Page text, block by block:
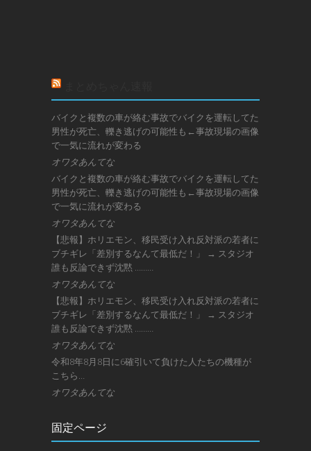
バイクと複数の車が絡む事故でバイクを運転してた
男性が死亡、轢き逃げの可能性も←事故現場の画像
で一気に流れが変わる
オワタあんてな
バイクと複数の車が絡む事故でバイクを運転してた
男性が死亡、轢き逃げの可能性も←事故現場の画像
で一気に流れが変わる
オワタあんてな
【悲報】ホリエモン、移民受け入れ反対派の若者に
ブチギレ「差別するなんて最低だ！」 → スタジオ
誰も反論できず沈黙 ………
オワタあんてな
【悲報】ホリエモン、移民受け入れ反対派の若者に
ブチギレ「差別するなんて最低だ！」 → スタジオ
誰も反論できず沈黙 ………
オワタあんてな
令和8年8月8日に6確引いて負けた人たちの機種が
こちら…
オワタあんてな
固定ページ